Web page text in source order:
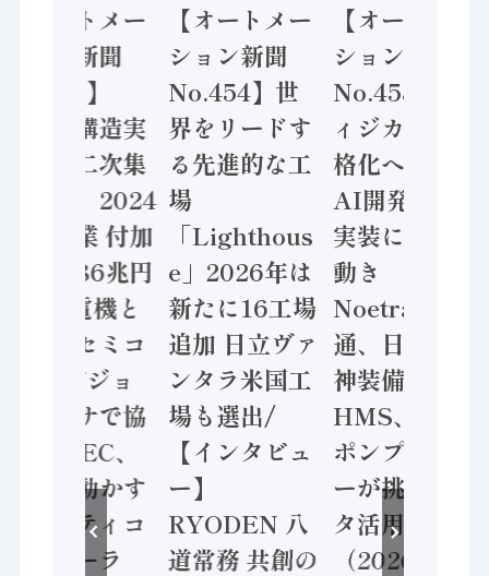
【オートメー
ション新聞
No.455】
「経済構造実
態調査二次集
計結果」2024
年製造業 付加
価値額86兆円
/ 三菱電機と
ソニーセミコ
ン AIビジョ
ンセンサで協
業 / IDEC、
安全に動かす
セーフティコ
ントローラ
【オートメー
ション新聞
No.454】世
界をリードす
る先進的な工
場
「Lighthous
e」2026年は
新たに16工場
追加 日立ヴァ
ンタラ米国工
場も選出/
【インタビュ
ー】
RYODEN 八
道常務 共創の
【オートメー
ション新聞
No.453】フ
ィジカルAI本
格化へ 国産
AI開発や社会
実装に活発な
動き
Noetra、富士
通、日立 / 兵
神装備 ×
HMS、老舗
ポンプメーカ
ーが挑むデー
タ活用 など
（2026年7月